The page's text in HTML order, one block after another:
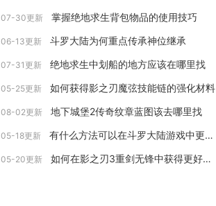
07-30更新 掌握绝地求生背包物品的使用技巧
06-13更新 斗罗大陆为何重点传承神位继承
07-31更新 绝地求生中划船的地方应该在哪里找
05-25更新 如何获得影之刃魔弦技能链的强化材料
08-02更新 地下城堡2传奇纹章蓝图该去哪里找
05-18更新 有什么方法可以在斗罗大陆游戏中更换其他武魂
05-20更新 如何在影之刃3重剑无锋中获得更好的装备